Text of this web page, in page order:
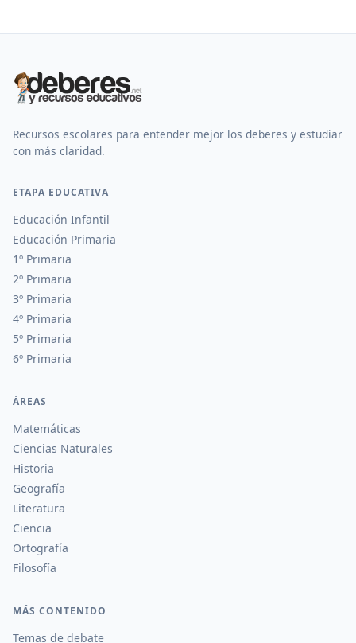
Recursos escolares para entender mejor los deberes y estudiar
con más claridad.
ETAPA EDUCATIVA
Educación Infantil
Educación Primaria
1º Primaria
2º Primaria
3º Primaria
4º Primaria
5º Primaria
6º Primaria
ÁREAS
Matemáticas
Ciencias Naturales
Historia
Geografía
Literatura
Ciencia
Ortografía
Filosofía
MÁS CONTENIDO
Temas de debate